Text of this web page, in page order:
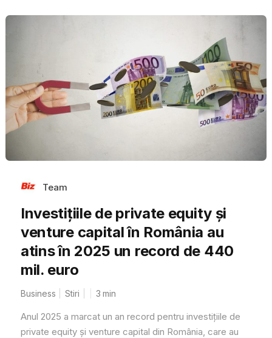
Team
Investițiile de private equity și
venture capital în România au
atins în 2025 un record de 440
mil. euro
Business Stiri 3 min
Anul 2025 a marcat un an record pentru investițiile de
private equity și venture capital din România, care au